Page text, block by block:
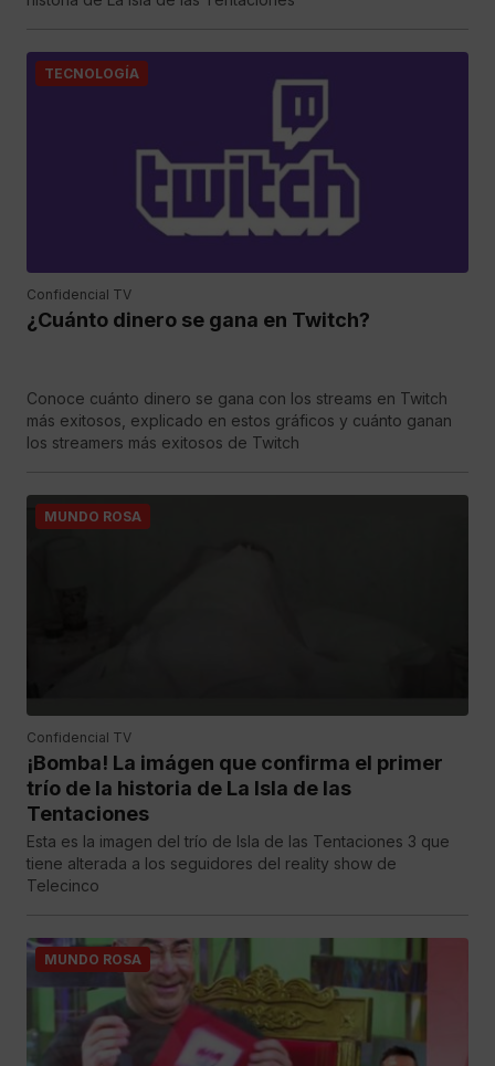
TECNOLOGÍA
Confidencial TV
¿Cuánto dinero se gana en Twitch?
Conoce cuánto dinero se gana con los streams en Twitch
más exitosos, explicado en estos gráficos y cuánto ganan
los streamers más exitosos de Twitch
MUNDO ROSA
Confidencial TV
¡Bomba! La imágen que confirma el primer
trío de la historia de La Isla de las
Tentaciones
Esta es la imagen del trío de Isla de las Tentaciones 3 que
tiene alterada a los seguidores del reality show de
Telecinco
MUNDO ROSA